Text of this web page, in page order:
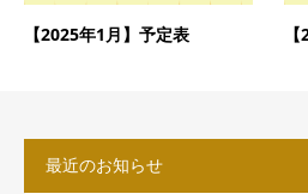
【2025年1月】予定表
最近のお知らせ